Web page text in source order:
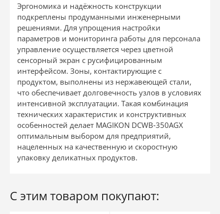
Эргономика и надёжность конструкции
подкреплены продуманными инженерными
решениями. Для упрощения настройки
параметров и мониторинга работы для персонала
управление осуществляется через цветной
сенсорный экран с русифицированным
интерфейсом. Зоны, контактирующие с
продуктом, выполнены из нержавеющей стали,
что обеспечивает долговечность узлов в условиях
интенсивной эксплуатации. Такая комбинация
технических характеристик и конструктивных
особенностей делает MAGIKON DCWB‐350AGX
оптимальным выбором для предприятий,
нацеленных на качественную и скоростную
упаковку деликатных продуктов.
С этим товаром покупают: